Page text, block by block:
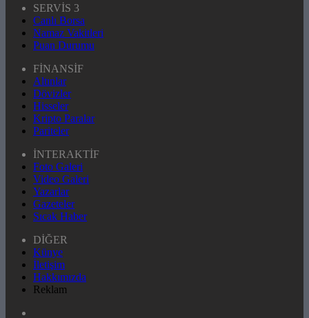
SERVİS 3
Canlı Borsa
Namaz Vakitleri
Puan Durumu
FİNANSİF
Altınlar
Dövizler
Hisseler
Kripto Paralar
Pariteler
İNTERAKTİF
Foto Galeri
Video Galeri
Yazarlar
Gazeteler
Sıcak Haber
DİĞER
Künye
İletişim
Hakkımızda
Reklam